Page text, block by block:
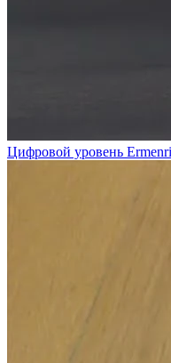
Цифровой уровень